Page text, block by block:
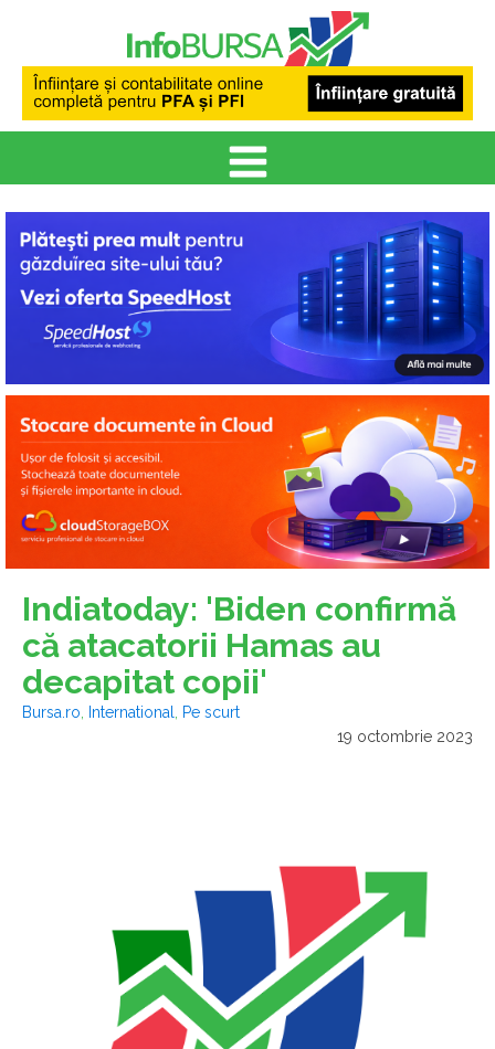
Indiatoday: 'Biden confirmă
că atacatorii Hamas au
decapitat copii'
Bursa.ro International
Pe scurt
19 octombrie 2023